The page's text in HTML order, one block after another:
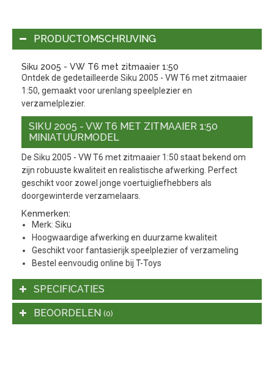
PRODUCTOMSCHRIJVING
Siku 2005 - VW T6 met zitmaaier 1:50
Ontdek de gedetailleerde Siku 2005 - VW T6 met zitmaaier
1:50, gemaakt voor urenlang speelplezier en
verzamelplezier.
SIKU 2005 - VW T6 MET ZITMAAIER 1:50
MINIATUURMODEL
De Siku 2005 - VW T6 met zitmaaier 1:50 staat bekend om
zijn robuuste kwaliteit en realistische afwerking. Perfect
geschikt voor zowel jonge voertuigliefhebbers als
doorgewinterde verzamelaars.
Kenmerken:
Merk: Siku
Hoogwaardige afwerking en duurzame kwaliteit
Geschikt voor fantasierijk speelplezier of verzameling
Bestel eenvoudig online bij T-Toys
SPECIFICATIES
BEOORDELEN (0)